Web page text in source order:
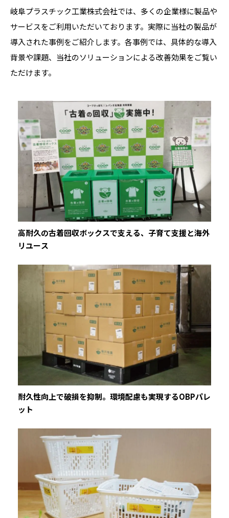
岐阜プラスチック工業株式会社では、多くの企業様に製品や
サービスをご利用いただいております。実際に当社の製品が
導入された事例をご紹介します。各事例では、具体的な導入
背景や課題、当社のソリューションによる改善効果をご覧い
ただけます。
高耐久の古着回収ボックスで支える、子育て支援と海外
リユース
耐久性向上で破損を抑制。環境配慮も実現するOBPパレ
ット